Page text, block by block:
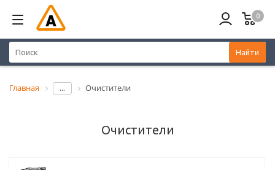
0
Найти
Главная ... Очистители
Очистители